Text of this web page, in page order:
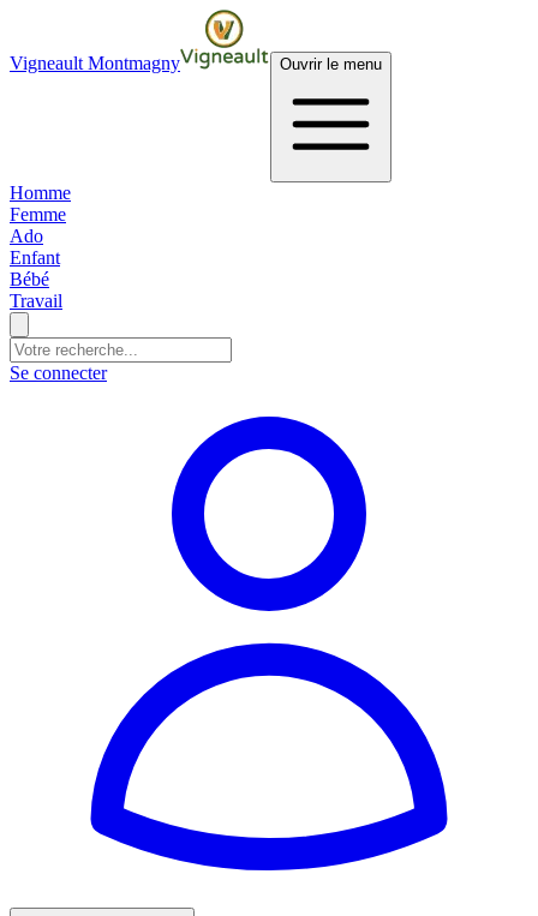
Vigneault Montmagny Ouvrir le menu
Homme
Femme
Ado
Enfant
Bébé
Travail
Se connecter